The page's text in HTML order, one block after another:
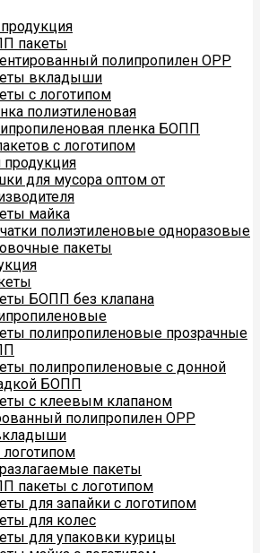
пакеты
полипропилен ОРР
вкладыши
с логотипом
полиэтиленовая
пленка БОПП
с логотипом
продукция
для мусора оптом от
майка
полиэтиленовые одноразовые
пакеты
БОПП без клапана
полипропиленовые прозрачные
полипропиленовые с донной
БОПП
с клеевым клапаном
полипропилен ОРР
пакеты
пакеты с логотипом
для запайки с логотипом
для колес
для упаковки курицы